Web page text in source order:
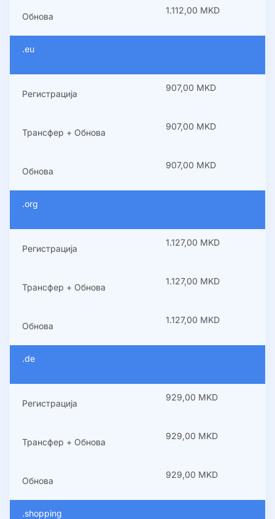
Обнова
1.112,00 MKD
.eu
Регистрација
907,00 MKD
Трансфер + Обнова
907,00 MKD
Обнова
907,00 MKD
.org
Регистрација
1.127,00 MKD
Трансфер + Обнова
1.127,00 MKD
Обнова
1.127,00 MKD
.de
Регистрација
929,00 MKD
Трансфер + Обнова
929,00 MKD
Обнова
929,00 MKD
.shopping